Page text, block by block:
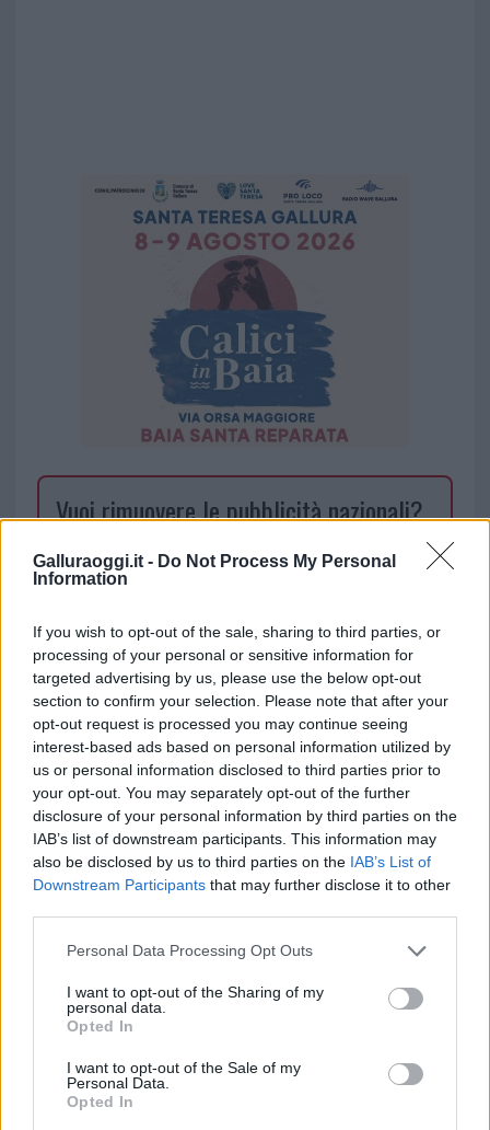
Galluraoggi.it - Do Not Process My Personal
Information
If you wish to opt-out of the sale, sharing to third parties, or
processing of your personal or sensitive information for
targeted advertising by us, please use the below opt-out
section to confirm your selection. Please note that after your
opt-out request is processed you may continue seeing
interest-based ads based on personal information utilized by
us or personal information disclosed to third parties prior to
your opt-out. You may separately opt-out of the further
disclosure of your personal information by third parties on the
IAB’s list of downstream participants. This information may
also be disclosed by us to third parties on the IAB’s List of
Downstream Participants that may further disclose it to other
Please note that this website/app uses one or more Google
not limited to your visit or usage behaviour. You may click to
grant or deny consent to Google and its third-party tags to
use your data for below specified purposes in below Google
consent section.
Personal Data Processing Opt Outs
I want to opt-out of the Sharing of my
personal data.
Opted In
I want to opt-out of the Sale of my
Personal Data.
Opted In
Vuoi rimuovere le pubblicità nazionali?
Puoi abbonarti asoli € 1,10 al mese
cliccando
Sei già abbonato?
Puoi effettuare l'accesso andando nella
sezioneLogindal menù del sito o
cliccandoqui
TEMI: Capitaneria Palau
Comune Di Palau
Porto Di Palau
Notizie in tempo reale?
Entra nel canale telegram di
GalluraOggi.it
Inviaci le tue segnalazioni,